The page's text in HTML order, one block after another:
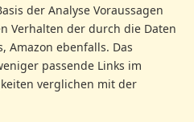
der Analyse Voraussagen
Verhalten der durch die Daten
Amazon ebenfalls. Das
passende Links im
verglichen mit der